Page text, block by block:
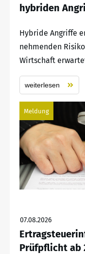
hybriden
Hybride Angriffe
nehmenden
Wirtschaft
weiterlesen
Meldung
07.08.2026
Prüfpflicht ab